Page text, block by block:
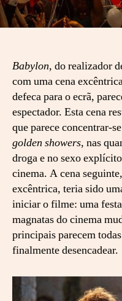
Babylon, do realizador
com uma cena
defeca para o ecrã,
espectador. Esta cena
que parece concentrar-
golden showers, nas
droga e no sexo
cinema. A cena
excêntrica, teria sido
iniciar o filme: uma
magnatas do cinema
principais parecem
finalmente desencadear.